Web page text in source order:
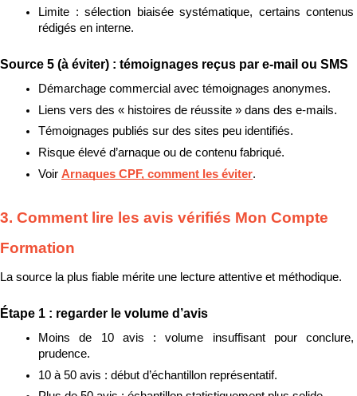
Limite : sélection biaisée systématique, certains contenus
rédigés en interne.
Source 5 (à éviter) : témoignages reçus par e-mail ou SMS
Démarchage commercial avec témoignages anonymes.
Liens vers des « histoires de réussite » dans des e-mails.
Témoignages publiés sur des sites peu identifiés.
Risque élevé d’arnaque ou de contenu fabriqué.
Voir Arnaques CPF, comment les éviter.
3. Comment lire les avis vérifiés Mon Compte
Formation
La source la plus fiable mérite une lecture attentive et méthodique.
Étape 1 : regarder le volume d’avis
Moins de 10 avis : volume insuffisant pour conclure,
prudence.
10 à 50 avis : début d’échantillon représentatif.